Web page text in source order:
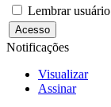
Lembrar usuário
Notificações
Visualizar
Assinar